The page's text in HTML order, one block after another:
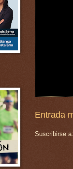
Entrada
Suscribirse a: